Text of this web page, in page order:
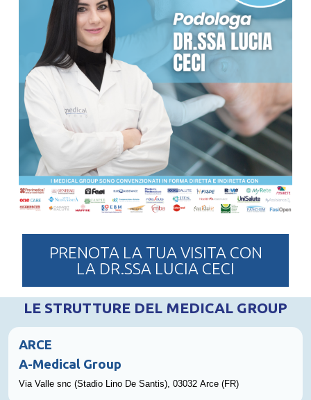
PRENOTA LA TUA VISITA CON
LA DR.SSA LUCIA CECI
LE STRUTTURE DEL MEDICAL GROUP
ARCE
A-Medical Group
Via Valle snc (Stadio Lino De Santis), 03032 Arce (FR)